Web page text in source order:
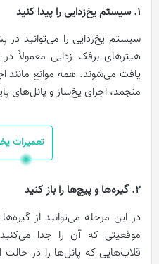
1. سیستم یخ‌زدایی را پیدا کنید
سیستم یخ‌زدایی را می‌توانید
هیترهای برفک زدایی معمولاً
یافت می‌شوند. همه موانع مانند
منجمد، اجزای یخ‌ساز و پانل‌های
تعمیرات
2. گیره‌ها و پیچ‌ها را باز کنید
در این مرحله می‌توانید از
موقعیتی که آن را جدا
قلاب‌هایی که پانل‌ها را در حالت